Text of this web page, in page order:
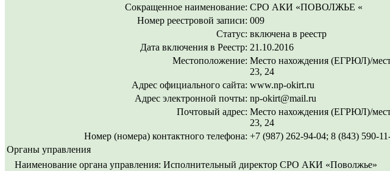
Сокращенное наименование: СРО АКИ «ПОВОЛЖЬЕ «
Номер реестровой записи: 009
Статус: включена в реестр
Дата включения в Реестр: 21.10.2016
Местоположение: Место нахождения (ЕГРЮЛ)/
23, 24
Адрес официального сайта: www.np-okirt.ru
Адрес электронной почты: np-okirt@mail.ru
Почтовый адрес: Место нахождения (ЕГРЮЛ)/
23, 24
Номер (номера) контактного телефона: +7 (987) 262-94-04; 8 (843) 590-
Органы управления
Наименование органа управления: Исполнительный директор СРО АКИ «Поволжье»